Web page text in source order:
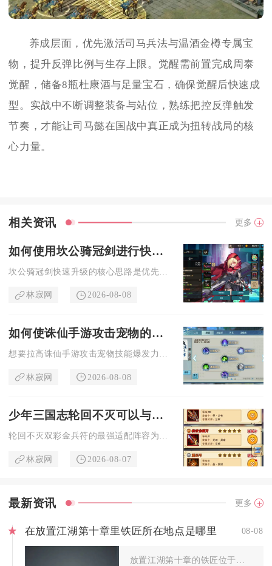
养成层面，优先激活司马兵法与温酒金樽专属宝
物，提升反弹比例与生存上限。觉醒需前置完成周泰
觉醒，储备8瓶杜康酒与足量宝石，确保觉醒后快速成
型。实战中不断调整装备与站位，熟练把控反弹触发
节奏，才能让司马懿在国战中真正成为扭转战局的核
心力量。
相关资讯 更多
如何使用坎公骑冠剑进行快速升级
林寂网 2026-08-08
如何使诛仙手游攻击宠物的技能更具爆发力
林寂网 2026-08-08
少年三国志轮回不灭可以与谁组成最强阵容
林寂网 2026-08-07
最新资讯 更多
在放置江湖第十章里铁匠所在地点是哪里 08-08
放置江湖第十章的铁匠位于扬州城草河小街深处的打铁铺内，完整行...